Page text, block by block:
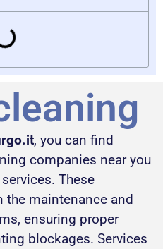
, you can find
companies near you
These
the maintenance and
ensuring proper
blockages. Services